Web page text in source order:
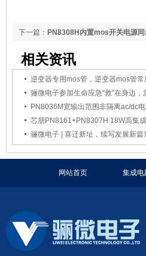
下一篇： PN8308H内置mos开关电源
相关资讯
逆变器专用mos管，逆变器mos管常
骊微电子参加生命应急“救”在身边，
PN8036M宽输出范围非隔离ac/dc
芯朋PN8161+PN8307H 18W高集
骊微电子 | 喜迁新址，续写发展新篇
网站首页 集成电